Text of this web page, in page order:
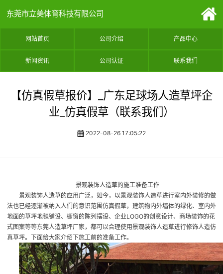
东莞市立美体育科技有限公司
网站首页 公司介绍 产品中心
新闻资讯 公司认证 联系我们
【仿真假草报价】_广东足球场人造草坪企
业_仿真假草（联系我们）
2022-08-26 17:05:22
景观装饰人造草的施工准备工作
景观装饰人造草的应用广泛，如今，以景观装饰人造草进行室内外装修的做
法也已经逐渐被纳入人们的意识范围仿真假草，建筑物内外墙体的绿化、室内外
地面的草坪地毯铺设、橱窗的陈列摆设、企业LOGO的创意设计、商场装饰的花
式图案等等东莞人造草坪厂家 ，都可以合理使用景观装饰人造草进行修饰人造仿
真草坪。下面给大家介绍下施工前的准备工作。